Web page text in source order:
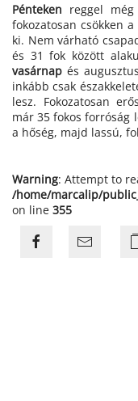
Pénteken reggel
fokozatosan csökken
ki. Nem várható
és 31 fok között
vasárnapés
inkább csak
lesz. Fokozatosan
már 35 fokos forróság
a hőség, majd lassú,
Warning: Attempt to
/home/marcalip/
on line 355